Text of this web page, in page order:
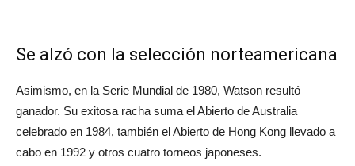
Se alzó con la selección norteamericana
Asimismo, en la Serie Mundial de 1980, Watson resultó
ganador. Su exitosa racha suma el Abierto de Australia
celebrado en 1984, también el Abierto de Hong Kong llevado a
cabo en 1992 y otros cuatro torneos japoneses.